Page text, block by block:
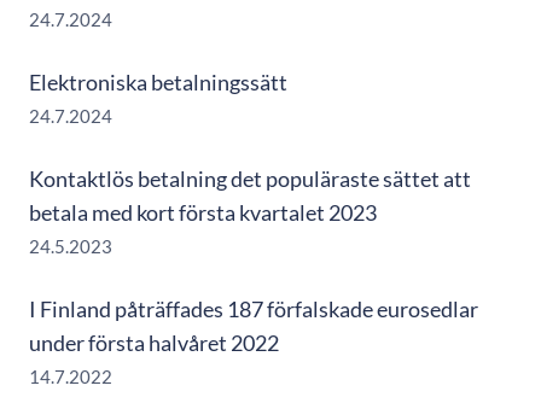
24.7.2024
Elektroniska betalningssätt
24.7.2024
Kontaktlös betalning det populäraste sättet att
betala med kort första kvartalet 2023
24.5.2023
I Finland påträffades 187 förfalskade eurosedlar
under första halvåret 2022
14.7.2022